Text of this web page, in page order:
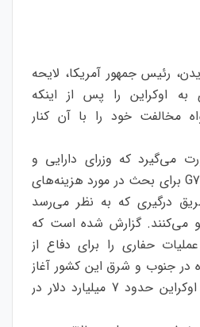
رئیس جمهور آمریکا، لایحه
دلاری به اوکراین را پس از اینکه
مخالفت خود را با آن کنار
می‌گیرد که وزرای دارایی و
روسای بانک‌های مرکزی G7 برای بحث در مورد هزینه‌های
درگیری که به نظر می‌رسد
می‌کنند. گزارش شده است که
حفاری را برای دفاع از
جنوب و شرق این کشور آغاز
کرده اند. نیازهای مالی اوکراین حدود 7 میلیارد دلار در